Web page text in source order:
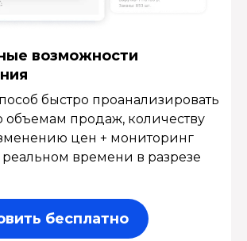
возмож­ности
быстро проанализировать
объемам продаж, количеству
цен + мониторинг
реальном времени в разрезе
бесплатно